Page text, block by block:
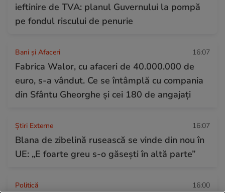
ieftinire de TVA: planul Guvernului la pompă
pe fondul riscului de penurie
Bani și Afaceri 16:07
Fabrica Walor, cu afaceri de 40.000.000 de
euro, s-a vândut. Ce se întâmplă cu compania
din Sfântu Gheorghe și cei 180 de angajați
Știri Externe 16:07
Blana de zibelină rusească se vinde din nou în
UE: „E foarte greu s-o găsești în altă parte”
Politică 16:00